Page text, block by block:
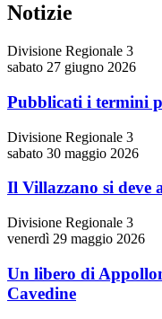
Notizie
Divisione Regionale 3
sabato 27 giugno 2026
Pubblicati i termini
Divisione Regionale 3
sabato 30 maggio 2026
Il Villazzano si deve
Divisione Regionale 3
venerdì 29 maggio 2026
Un libero di
Cavedine